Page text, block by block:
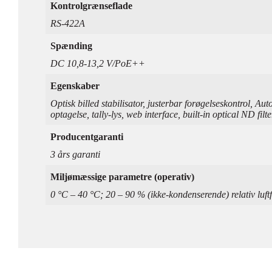
Kontrolgrænseflade
RS-422A
Spænding
DC 10,8-13,2 V/PoE++
Egenskaber
Optisk billed stabilisator, justerbar forøgelseskontrol,
optagelse, tally-lys, web interface, built-in optical ND
Producentgaranti
3 års garanti
Miljømæssige parametre (operativ)
0 °C – 40 °C; 20 – 90 % (ikke-kondenserende) relativ